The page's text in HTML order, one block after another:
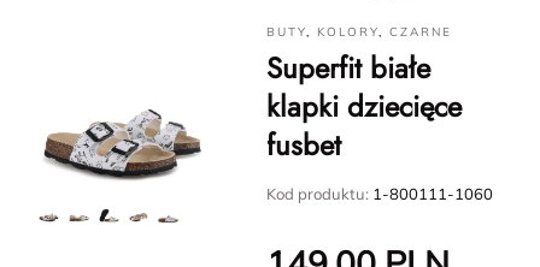
BUTY, KOLORY,CZARNE
Superfit białe
klapki dziecięce
fusbet
Kod produktu: 1-800111-1060